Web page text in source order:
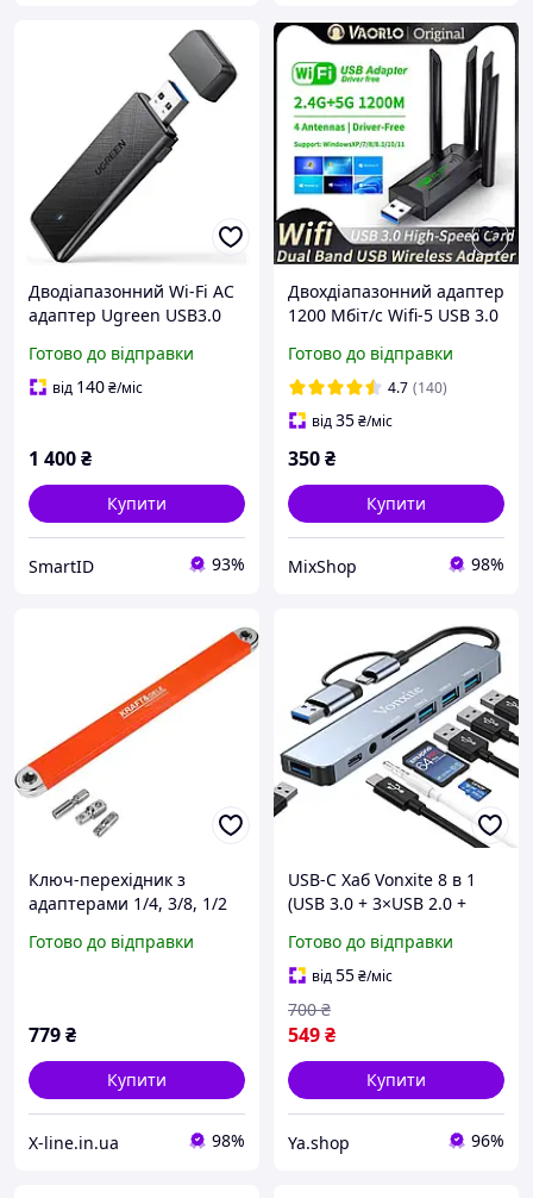
Дводіапазонний Wi-Fi AC
адаптер Ugreen USB3.0
50340 CM492
Готово до відправки
від 140₴/міс
1 400₴
Купити
SmartID 93%
Двохдіапазонний адаптер
1200 Мбіт/с Wifi-5 USB 3.0
Готово до відправки
4.7 (140)
від35₴/міс
350₴
Купити
MixShop 98%
Ключ-перехідник з
адаптерами 1/4, 3/8, 1/2
Готово до відправки
779₴
Купити
X-line.in.ua 98%
USB-C Хаб Vonxite 8 в 1
(USB 3.0 + 3×USB 2.0 +
адаптер для ноутбука,
MacBook, телефону
Готово до відправки
від55₴/міс
549₴
700 ₴
Купити
Ya.shop 96%